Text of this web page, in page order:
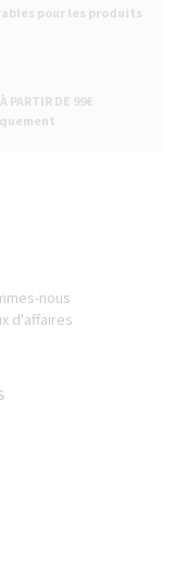
pour les produits
À PARTIR DE 99€
nous
d'affaires